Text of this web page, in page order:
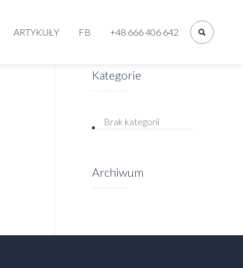
Menu
ARTYKUŁY FB +48 666 406 642
Kategorie
Brak kategorii
Archiwum